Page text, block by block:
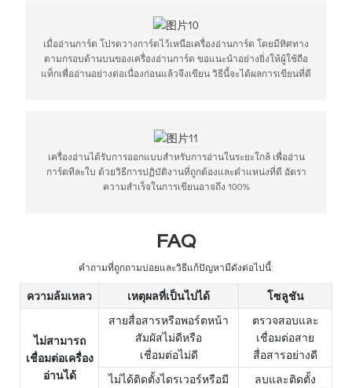
เมื่ออ่านการ์ด โปรดวางการ์ดไว้เหนือเครื่องอ่านการ์ด โดยมีทิศทาง
ตามกรอบด้านบนของเครื่องอ่านการ์ด ขอแนะนำอย่างยิ่งให้ผู้ใช้ถือ
แท็กเพื่ออ่านอย่างต่อเนื่องก่อนแล้วจึงเขียน วิธีนี้จะได้ผลการเขียนที่ดี
เครื่องอ่านได้รับการออกแบบสำหรับการอ่านในระยะใกล้ เพื่ออ่าน
การ์ดทีละใบ ด้วยวิธีการปฏิบัติงานที่ถูกต้องและตำแหน่งที่ดี อัตรา
ความสำเร็จในการเขียนอาจถึง 100%
FAQ
คำถามที่ถูกถามบ่อยและวิธีแก้ปัญหามีดังต่อไปนี้:
ความล้มเหลว เหตุผลที่เป็นไปได้ โซลูชัน
ไม่สามารถ
เชื่อมต่อเครื่อง
อ่านได้
สายสื่อสารหรือพอร์ตหน้า
สัมผัสไม่ดีหรือ
เชื่อมต่อไม่ดี
ตรวจสอบและ
เชื่อมต่อสาย
สื่อสารอย่างดี
ไม่ได้ติดตั้งไดรเวอร์หรือมี
ลบและติดตั้ง